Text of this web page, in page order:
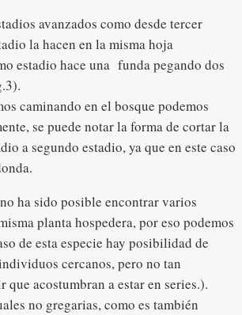
avanzados como desde tercer
la hacen en la misma hoja
estadio hace una funda pegando dos
caminando en el bosque podemos
se puede notar la forma de cortar la
a segundo estadio, ya que en este caso
ha sido posible encontrar varios
planta hospedera, por eso podemos
de esta especie hay posibilidad de
cercanos, pero no tan
que acostumbran a estar en series.).
no gregarias, como es también